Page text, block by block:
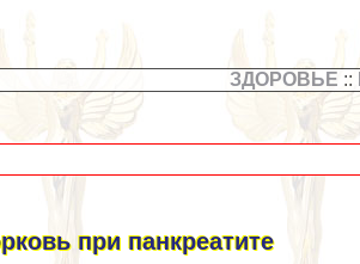
ЗДОРОВЬЕ ::
при панкреатите